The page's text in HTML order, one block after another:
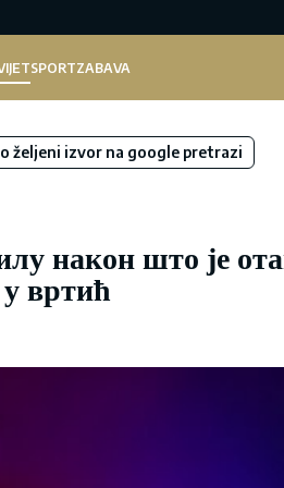
SPORTZABAVA
željeni izvor na google pretrazi
након што је
у вртић